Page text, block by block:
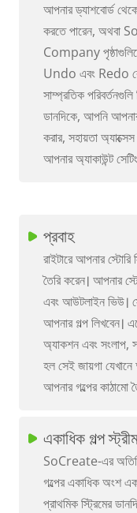
আপনার ড্যাশবোর্ড
করতে পারেন,
Company
Undo এবং Redo
সাম্প্রতিক
ডানদিকে, আপনি
করার, সহায়তা
আপনার অ্যাকাউন্ট
প্রবাহ
রাইটারে আপনার
তৈরি করেন। আপনার
এবং আউটলাইন ভিউ।
আপনার গল্প লিখবেন।
অ্যাকশন এবং সংলাপ,
হল সেই জায়গা
আপনার গল্পের কাঠামো
একাধিক গল্প
SoCreate-এর
গল্পের একাধিক অংশ
প্রাথমিক স্ট্রিমের